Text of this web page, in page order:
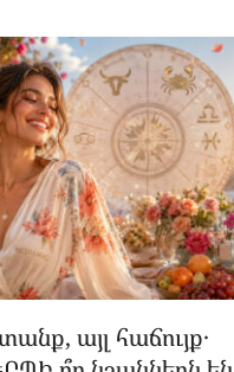
այլ հաճույք․